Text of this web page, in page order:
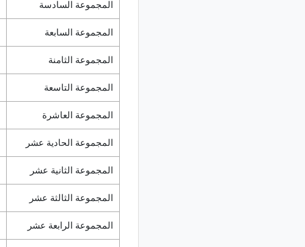
المجموعة السادسة
المجموعة السابعة
المجموعة الثامنة
المجموعة التاسعة
المجموعة العاشرة
المجموعة الحادية عشر
المجموعة الثانية عشر
المجموعة الثالثة عشر
المجموعة الرابعة عشر